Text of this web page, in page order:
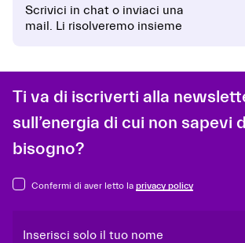
Scrivici in chat o inviaci una
mail. Li risolveremo insieme
Ti va di iscriverti alla
sull’energia di cui non sapevi
bisogno?
Confermi di aver letto la privacy policy
Inserisci solo il tuo nome